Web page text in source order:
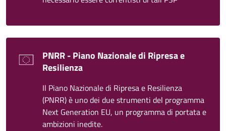
PNRR - Piano Nazionale di Ripresa e
Resilienza
Il Piano Nazionale di Ripresa e Resilienza
(PNRR) è uno dei due strumenti del programma
Next Generation EU, un programma di portata e
ambizioni inedite.